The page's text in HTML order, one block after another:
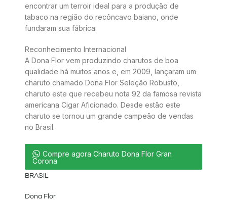
encontrar um terroir ideal para a produção de
tabaco na região do recôncavo baiano, onde
fundaram sua fábrica.
Reconhecimento Internacional
A Dona Flor vem produzindo charutos de boa
qualidade há muitos anos e, em 2009, lançaram um
charuto chamado Dona Flor Seleção Robusto,
charuto este que recebeu nota 92 da famosa revista
americana Cigar Aficionado. Desde estão este
charuto se tornou um grande campeão de vendas
no Brasil.
Compre agora Charuto Dona Flor Gran
Corona
BRASIL
Dona Flor